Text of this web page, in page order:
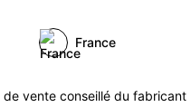
France
de vente conseillé du fabricant